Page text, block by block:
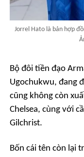
Jorrel Hato là bản hợp
Bộ đôi tiền đạo
Ugochukwu, đang
cũng không còn
Chelsea, cùng với
Gilchrist.
Bốn cái tên còn lại